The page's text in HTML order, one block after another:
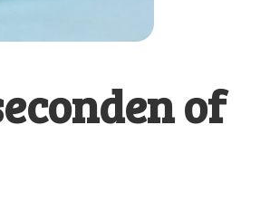
of